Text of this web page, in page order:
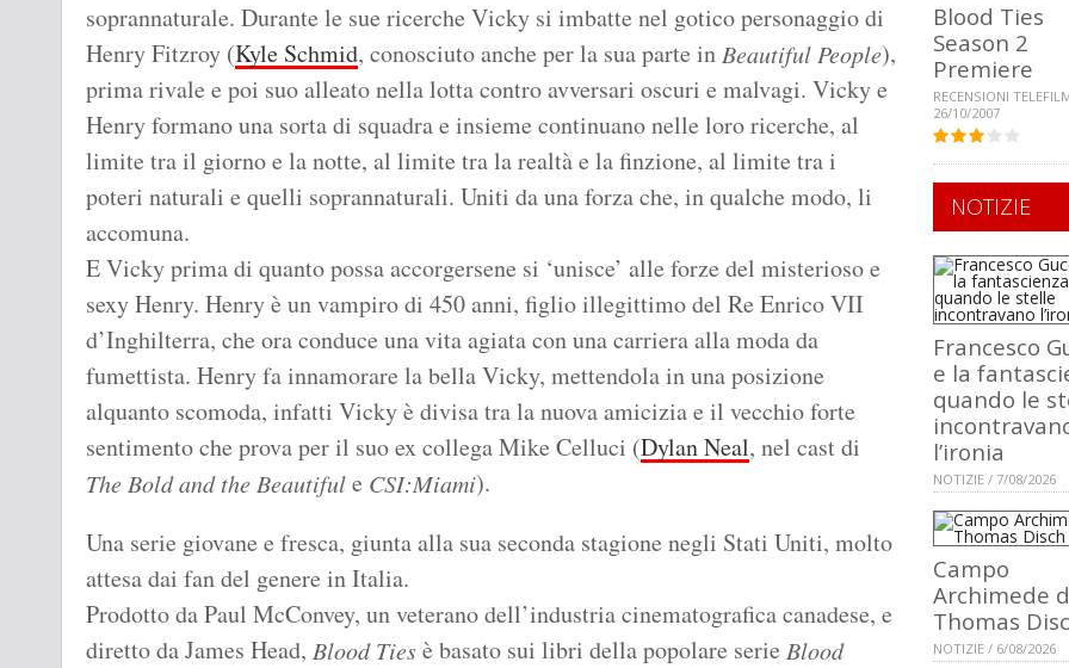
soprannaturale. Durante le sue ricerche Vicky si imbatte nel gotico personaggio di
Henry Fitzroy (Kyle Schmid, conosciuto anche per la sua parte inBeautiful People),
prima rivale e poi suo alleato nella lotta contro avversari oscuri e malvagi. Vicky e
Henry formano una sorta di squadra e insieme continuano nelle loro ricerche, al
limite tra il giorno e la notte, al limite tra la realtà e la finzione, al limite tra i
poteri naturali e quelli soprannaturali. Uniti da una forza che, in qualche modo, li
accomuna.
E Vicky prima di quanto possa accorgersene si ‘unisce’ alle forze del misterioso e
sexy Henry. Henry è un vampiro di 450 anni, figlio illegittimo del Re Enrico VII
d’Inghilterra, che ora conduce una vita agiata con una carriera alla moda da
fumettista. Henry fa innamorare la bella Vicky, mettendola in una posizione
alquanto scomoda, infatti Vicky è divisa tra la nuova amicizia e il vecchio forte
sentimento che prova per il suo ex collega Mike Celluci (Dylan Neal, nel cast di
The Bold and the Beautifule CSI:Miami).
Una serie giovane e fresca, giunta alla sua seconda stagione negli Stati Uniti, molto
attesa dai fan del genere in Italia.
Prodotto da Paul McConvey, un veterano dell’industria cinematografica canadese, e
diretto da James Head, Blood Tiesè basato sui libri della popolare serie Blood
Blood Ties
Season 2
Premiere
RECENSIONI
26/10/2007
NOTIZIE
Francesco
e la
quando le
l’ironia
NOTIZIE / 7/08/2026
Campo
Archimede
Thomas
NOTIZIE / 6/08/2026